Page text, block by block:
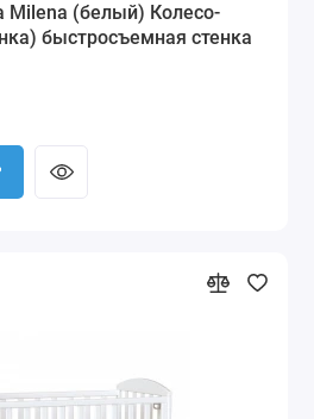
Milena (белый) Колесо-
быстросъемная стенка